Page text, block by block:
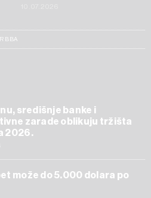
BBA
središnje banke i
zarade oblikuju tržišta
2026.
može do 5.000 dolara po